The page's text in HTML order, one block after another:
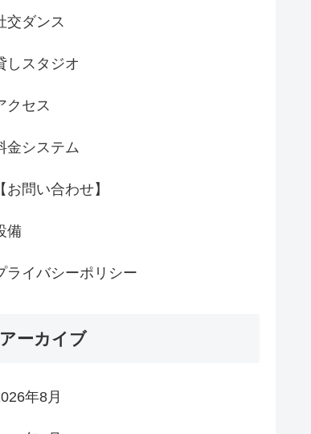
交ダンス
しスタジオ
クセス
金システム
【お問い合わせ】
備
ライバシーポリシー
アーカイブ
年8月